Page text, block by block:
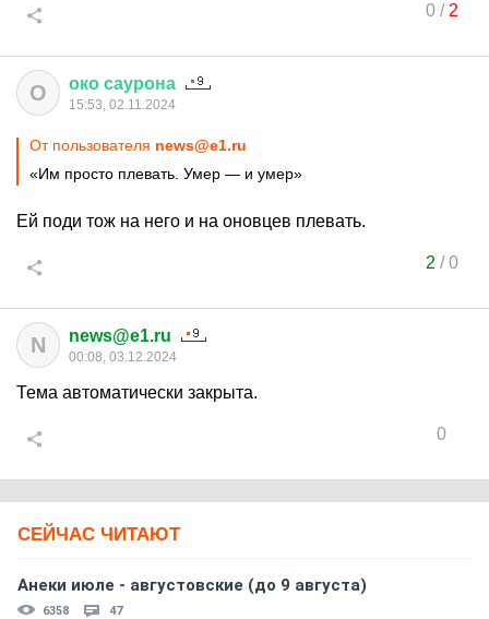
0/ 2
О око саурона
15:53, 02.11.2024
От пользователя news@e1.ru
«Им просто плевать. Умер — и умер»
Ей поди тож на него и на оновцев плевать.
2 /0
N news@e1.ru
00:08, 03.12.2024
Тема автоматически закрыта.
0
СЕЙЧАС ЧИТАЮТ
Анеки июле - августовские (до 9 августа)
6358 47